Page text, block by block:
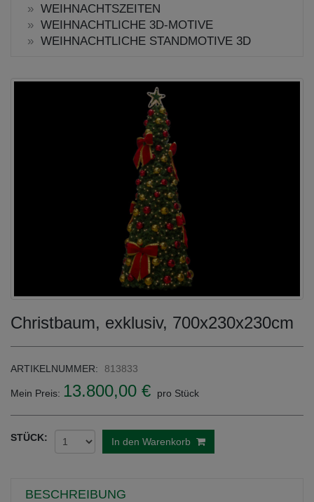
WEIHNACHTSZEITEN
WEIHNACHTLICHE 3D-MOTIVE
WEIHNACHTLICHE STANDMOTIVE 3D
Christbaum, exklusiv, 700x230x230cm
ARTIKELNUMMER: 813833
Mein Preis: 13.800,00 € pro Stück
STÜCK: In den Warenkorb
BESCHREIBUNG